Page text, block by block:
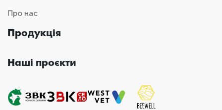
Про нас
Продукція
Наші проєкти